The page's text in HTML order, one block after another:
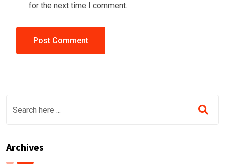
for the next time I comment.
Archives